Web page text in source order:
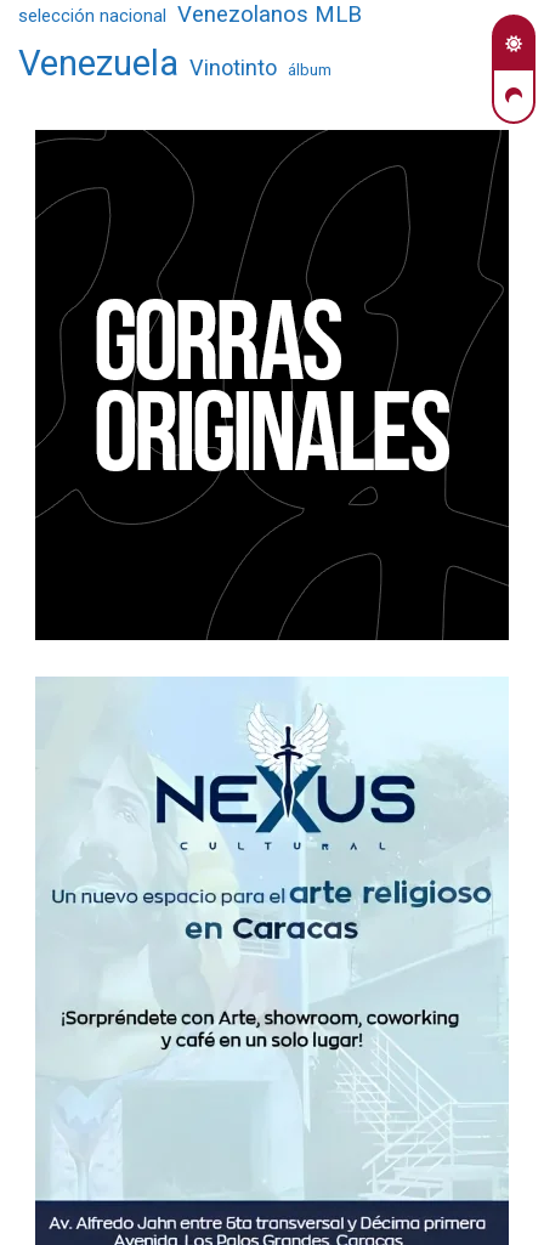
selección nacional Venezolanos MLB
Venezuela Vinotinto álbum